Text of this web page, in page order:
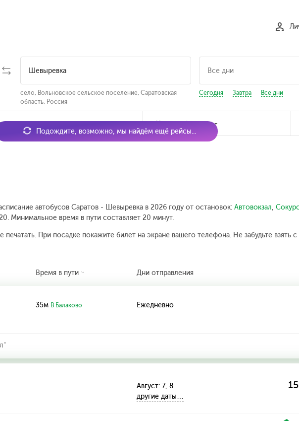
село, Вольновское сельское поселение, Саратовская
область, Россия
Сегодня Завтра Все дни
отправления Наличие билетов
автобусов Саратов - Шевыревка в 2026 году от остановок: Автовокзал,
Минимальное время в пути составляет 20 минут.
печатать. При посадке покажите билет на экране вашего телефона. Не забудьте взять
Подождите, возможно, мы найдём ещё рейсы...
Время в пути Дни отправления
35м В Балаково Ежедневно
Август: 7, 8
другие даты…